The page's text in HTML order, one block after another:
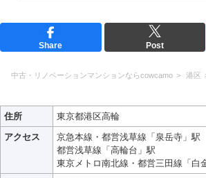
Share Post
中古・リノベーションマンションならcowcamo 港区
住所
東京都港区高輪
アクセス
京急本線・都営浅草線「泉岳寺」駅
都営浅草線「高輪台」駅
東京メトロ南北線・都営三田線「白